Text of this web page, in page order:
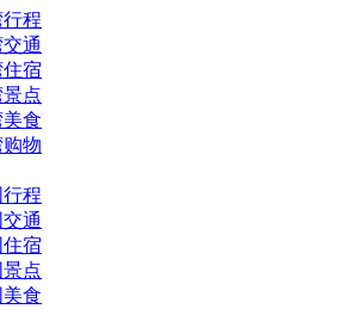
程
通
宿
点
食
物
程
通
宿
点
食